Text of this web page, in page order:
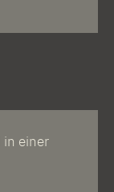
in einer